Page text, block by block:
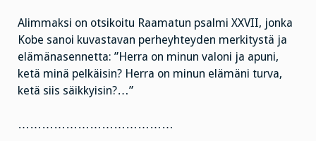
Alimmaksi on otsikoitu Raamatun psalmi XXVII, jonka
Kobe sanoi kuvastavan perheyhteyden merkitystä ja
elämänasennetta: ”Herra on minun valoni ja apuni,
ketä minä pelkäisin? Herra on minun elämäni turva,
ketä siis säikkyisin?…”
…………………………………